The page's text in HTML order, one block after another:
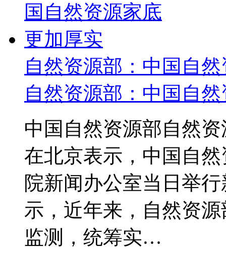
自然资源部：中国自
自然资源部：中国自
中国自然资源部自然
在北京表示，中国自
院新闻办公室当日举
示，近年来，自然资
监测，统筹实…